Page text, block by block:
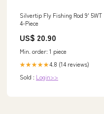
Silvertip Fly Fishing Rod 9' 5WT
4-Piece
US$ 20.90
Min. order: 1 piece
★★★★★4.8 (14 reviews)
Sold : Login>>